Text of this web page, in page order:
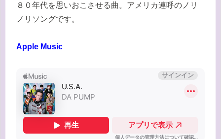
８０年代を思いおこさせる曲。アメリカ連呼のノリ
ノリソングです。
Apple Music